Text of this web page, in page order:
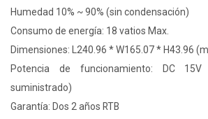
Humedad 10% ~ 90% (sin condensación)
Consumo de energía: 18 vatios Max.
Dimensiones: L240.96 * W165.07 * H43.96
Potencia de funcionamiento: DC
suministrado)
Garantía: Dos 2 años RTB